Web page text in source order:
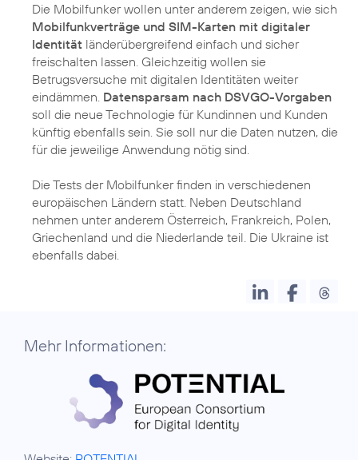
Die Mobilfunker wollen unter anderem zeigen, wie sich
Mobilfunkverträge und SIM-Karten mit digitaler
Identität länderübergreifend einfach und sicher
freischalten lassen. Gleichzeitig wollen sie
Betrugsversuche mit digitalen Identitäten weiter
eindämmen. Datensparsam nach DSVGO-Vorgaben
soll die neue Technologie für Kundinnen und Kunden
künftig ebenfalls sein. Sie soll nur die Daten nutzen, die
für die jeweilige Anwendung nötig sind.
Die Tests der Mobilfunker finden in verschiedenen
europäischen Ländern statt. Neben Deutschland
nehmen unter anderem Österreich, Frankreich, Polen,
Griechenland und die Niederlande teil. Die Ukraine ist
ebenfalls dabei.
Mehr Informationen: